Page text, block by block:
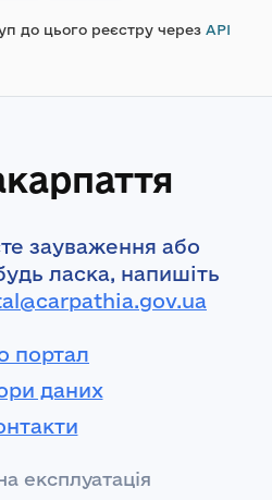
до цього реєстру через API
зауваження або
ласка, напишіть
портал
даних
експлуатація